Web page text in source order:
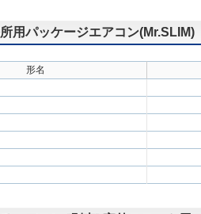
用パッケージエアコン(Mr.SLIM)
形名